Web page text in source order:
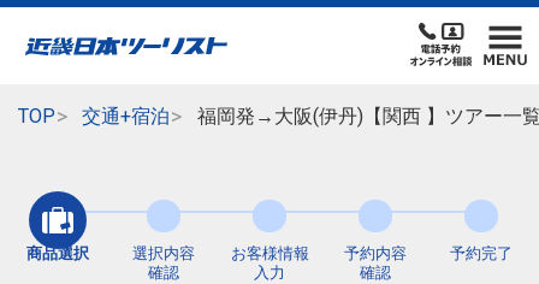
TOP 交通+宿泊 福岡発→大阪(伊丹)【関西 】ツアー一
商品選択
選択内容
確認
お客様情報
入力
予約内容
確認
予約完了